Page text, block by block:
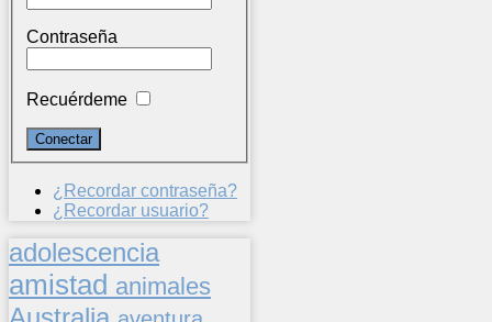
Contraseña
Recuérdeme
¿Recordar contraseña?
¿Recordar usuario?
adolescencia
amistad animales